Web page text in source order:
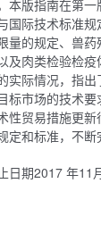
本版指南在第
国际技术标准
量的规定、兽
及肉类检验检
实际情况，指
标市场的技术
性贸易措施更
和标准，不断
期2017 年11月